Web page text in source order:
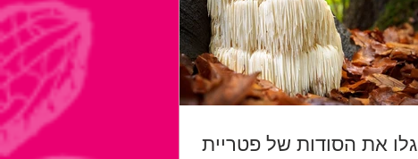
גלו את הסודות של פטריית